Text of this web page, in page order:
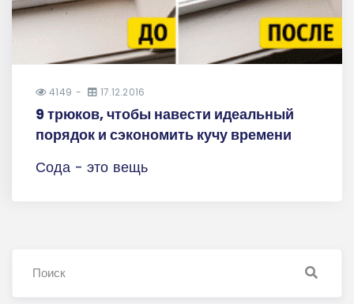
4149 17.12.2016
9 трюков, чтобы навести идеальный
порядок и сэкономить кучу времени
Сода - это вещь